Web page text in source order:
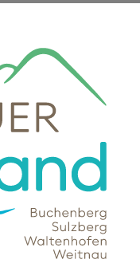
separatem Rodel- und
in Eschach